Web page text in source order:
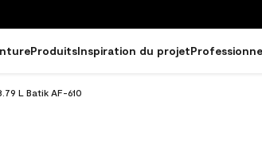
ProduitsInspiration du projet
L Batik AF-610